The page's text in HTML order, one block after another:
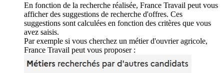
En fonction de la recherche réalisée, France Travail peut vous
afficher des suggestions de recherche d'offres. Ces
suggestions sont calculées en fonction des critères que vous
avez saisis.
Par exemple si vous cherchez un métier d'ouvrier agricole,
France Travail peut vous proposer :